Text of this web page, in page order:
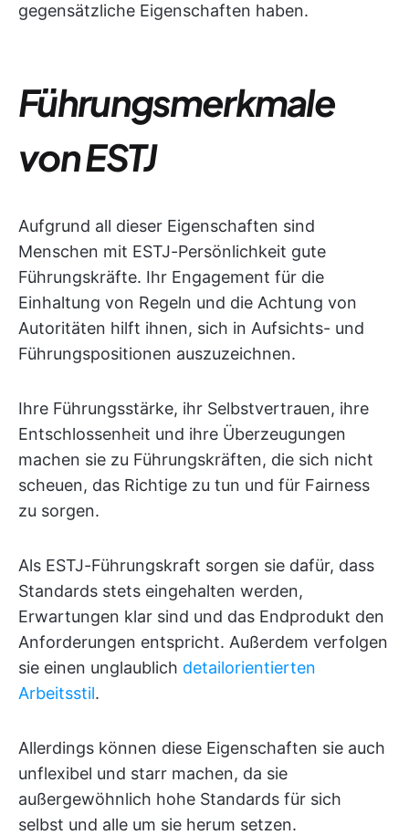
gegensätzliche Eigenschaften haben.
Führungsmerkmale
von ESTJ
Aufgrund all dieser Eigenschaften sind
Menschen mit ESTJ-Persönlichkeit gute
Führungskräfte. Ihr Engagement für die
Einhaltung von Regeln und die Achtung von
Autoritäten hilft ihnen, sich in Aufsichts- und
Führungspositionen auszuzeichnen.
Ihre Führungsstärke, ihr Selbstvertrauen, ihre
Entschlossenheit und ihre Überzeugungen
machen sie zu Führungskräften, die sich nicht
scheuen, das Richtige zu tun und für Fairness
zu sorgen.
Als ESTJ-Führungskraft sorgen sie dafür, dass
Standards stets eingehalten werden,
Erwartungen klar sind und das Endprodukt den
Anforderungen entspricht. Außerdem verfolgen
sie einen unglaublich detailorientierten
Arbeitsstil.
Allerdings können diese Eigenschaften sie auch
unflexibel und starr machen, da sie
außergewöhnlich hohe Standards für sich
selbst und alle um sie herum setzen.